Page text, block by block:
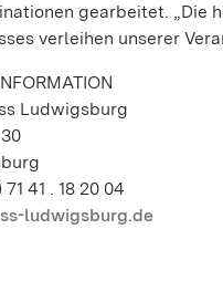
gearbeitet. „Die
verleihen unserer
Ludwigsburg
41 . 18 20 04
ludwigsburg.de